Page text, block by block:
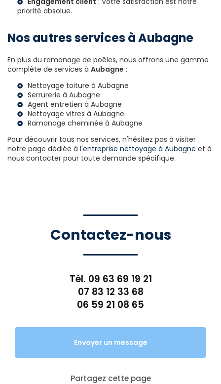
priorité absolue.
Nos autres services à Aubagne
En plus du ramonage de poêles, nous offrons une gamme
complète de services à Aubagne :
Nettoyage toiture à Aubagne
Serrurerie à Aubagne
Agent entretien à Aubagne
Nettoyage vitres à Aubagne
Ramonage cheminée à Aubagne
Pour découvrir tous nos services, n'hésitez pas à visiter
notre page dédiée à l'entreprise nettoyage à Aubagne et à
nous contacter pour toute demande spécifique.
Contactez-nous
Tél. 09 63 69 19 21
07 83 12 33 68
06 59 21 08 65
Envoyer un message
Partagez cette page